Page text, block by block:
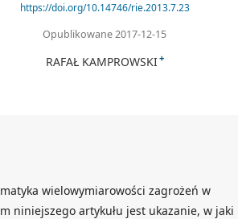
https://doi.org/10.14746/rie.2013.7.23
Opublikowane 2017-12-15
RAFAŁ KAMPROWSKI +
wielowymiarowości zagrożeń w
niniejszego artykułu jest ukazanie, w jaki